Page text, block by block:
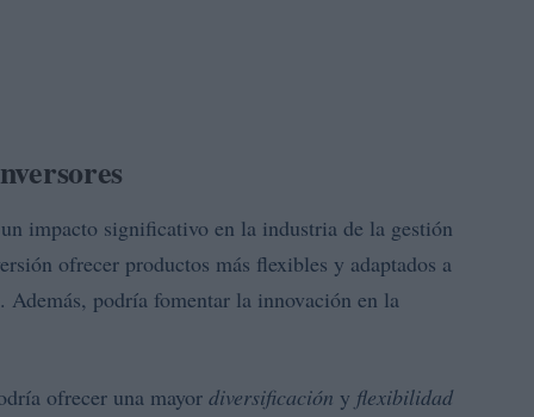
impacto significativo en la industria de la gestión
ofrecer productos más flexibles y adaptados a
Además, podría fomentar la innovación en la
ofrecer una mayor diversificación y flexibilidad